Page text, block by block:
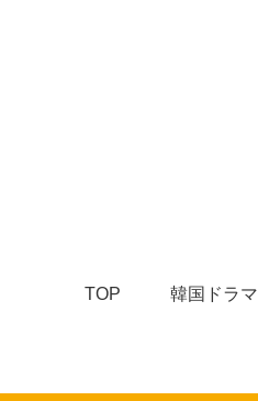
TOP 韓国ドラマ